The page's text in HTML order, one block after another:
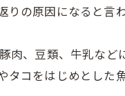
りの原因になると言わ
肉、豆類、牛乳など
タコをはじめとした